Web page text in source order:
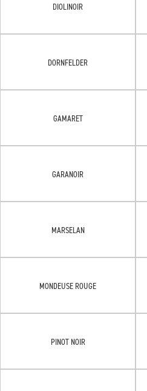
DIOLINOIR
DORNFELDER
GAMARET
GARANOIR
MARSELAN
MONDEUSE ROUGE
PINOT NOIR